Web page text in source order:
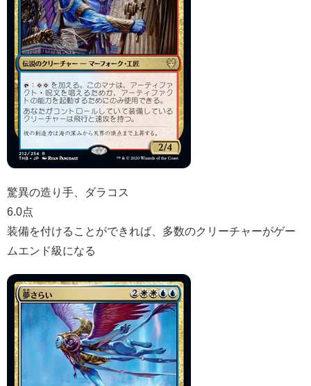
驚異の造り手、ダラコス
6.0点
装備を付けることができれば、多数のクリーチャーがゲー
ムエンド級になる